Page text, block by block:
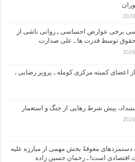
برخی عوارض احساسی ـ روانی ناشی از
حقوق توسط قدرت ها ـ علی صدارت
به نامه ۱۰ تن از اعضای کمیته مرکزی کومله ـ پرویز رضایی ،
پیش شرط رهایی از جنگ و استعمار
دستمزدهای معوقهُ بخش مهمی از مبارزه علیه
اقتصادی است! ـ رحمان حسین زاده